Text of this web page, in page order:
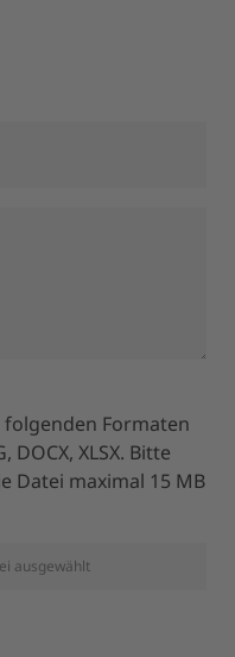
folgenden Formaten
DOCX, XLSX. Bitte
Datei maximal 15 MB
ausgewählt